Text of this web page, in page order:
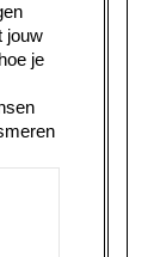
jouw
je